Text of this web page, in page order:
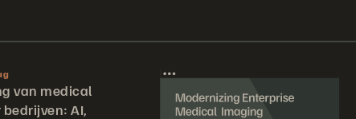
van medical
AI,